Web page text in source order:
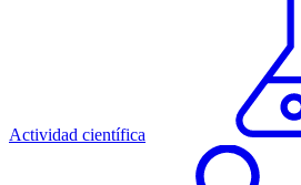
Actividad científica